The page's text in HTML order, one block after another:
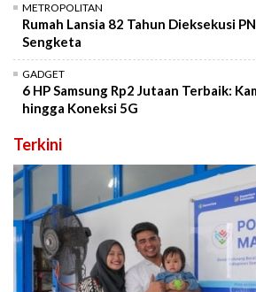
METROPOLITAN
Rumah Lansia 82 Tahun Dieksekusi
Sengketa
GADGET
6 HP Samsung Rp2 Jutaan Terbaik:
hingga Koneksi 5G
Terkini